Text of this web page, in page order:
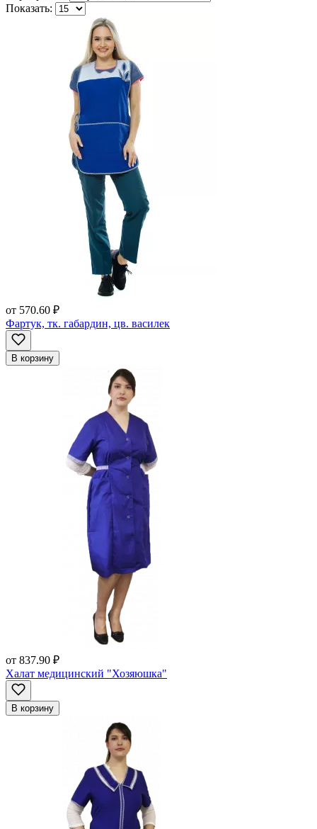
Показать:
от 570.60 ₽
Фартук, тк. габардин, цв. василек
В корзину
от 837.90 ₽
Халат медицинский "Хозяюшка"
В корзину